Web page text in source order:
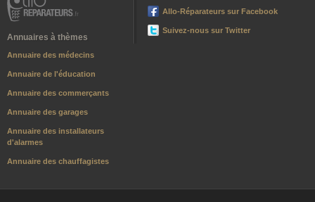
Annuaires à thèmes
Annuaire des médecins
Annuaire de l'éducation
Annuaire des commerçants
Annuaire des garages
Annuaire des installateurs
d'alarmes
Annuaire des chauffagistes
Allo-Réparateurs sur Facebook
Suivez-nous sur Twitter